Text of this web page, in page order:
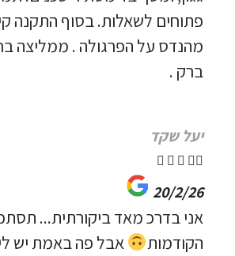
פתוחים לשאלות. בסוף התקנה
מהנדס על הפרגולה . ממליצה
ברק .
יעל שקד
   
20/2/26
אני בדרכ מאד ביקורתית...
הקודמות
אבל פה באמת יש